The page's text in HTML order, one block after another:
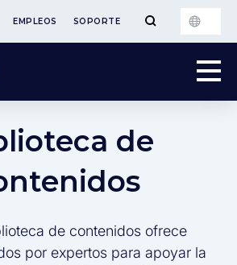
EMPLEOS SOPORTE
de
de contenidos ofrece
por expertos para apoyar la